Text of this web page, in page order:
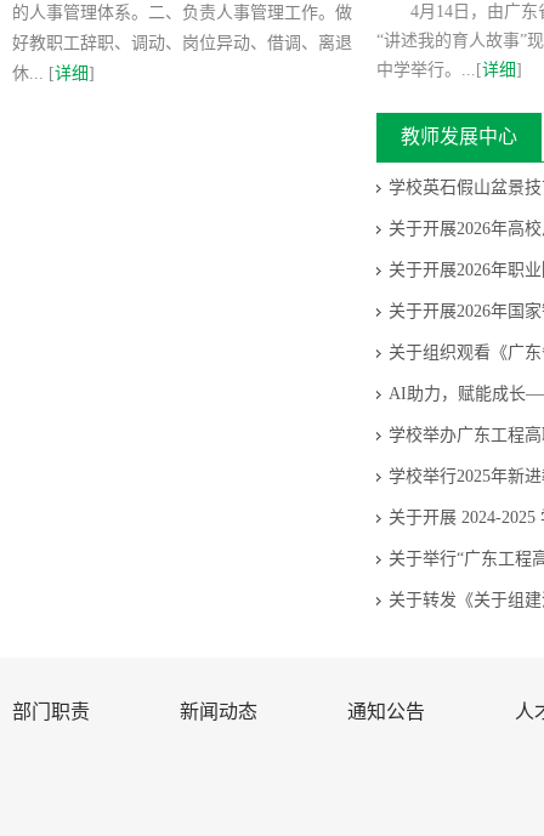
的人事管理体系。二、负责人事管理工作。做
好教职工辞职、调动、岗位异动、借调、离退
休... [详细]
4月14日，由广东
“讲述我的育人故事”
中学举行。...[详细]
教师发展中心
学校英石假山盆景
关于开展2026年高
关于开展2026年职
关于开展2026年国
关于组织观看《广
AI助力，赋能成长
学校举办广东工程
学校举行2025年新
关于开展 2024-
关于举行“广东工程
关于转发《关于组
部门职责 新闻动态 通知公告 人